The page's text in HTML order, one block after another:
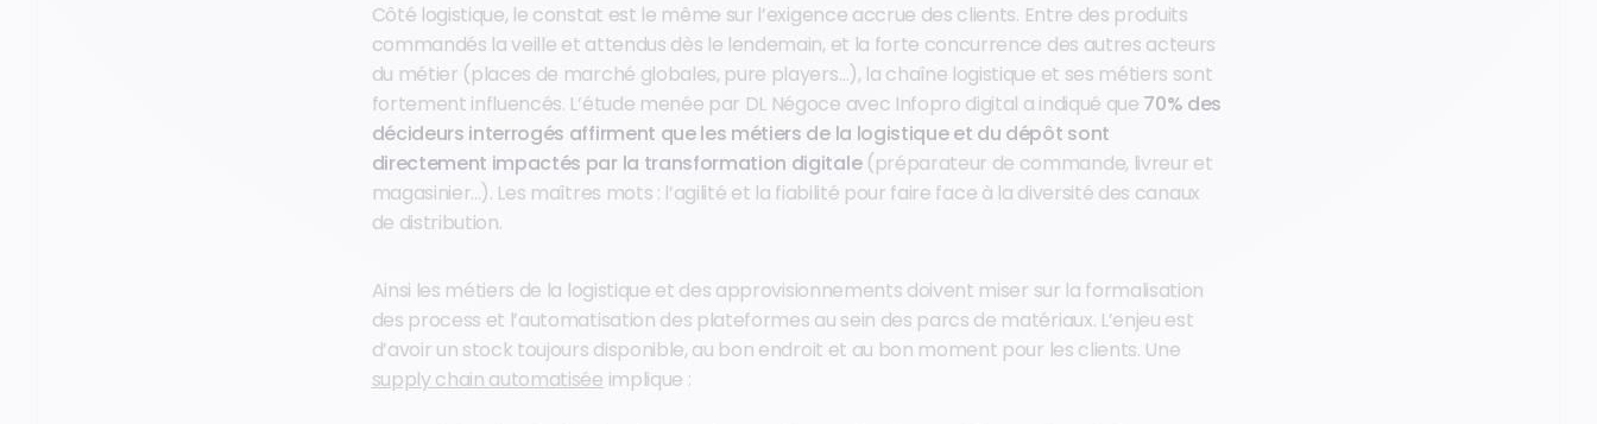
Côté logistique, le constat est le même sur l’exigence accrue des clients. Entre des produits
commandés la veille et attendus dès le lendemain, et la forte concurrence des autres acteurs
du métier (places de marché globales, pure players…), la chaîne logistique et ses métiers sont
fortement influencés. L’étude menée par DL Négoce avec Infopro digital a indiqué que 70% des
décideurs interrogés affirment que les métiers de la logistique et du dépôt sont
directement impactés par la transformation digitale(préparateur de commande, livreur et
magasinier...). Les maîtres mots : l’agilité et la fiabilité pour faire face à la diversité des canaux
de distribution.
Ainsi les métiers de la logistique et des approvisionnements doivent miser sur la formalisation
des process et l’automatisation des plateformes au sein des parcs de matériaux. L’enjeu est
d’avoir un stock toujours disponible, au bon endroit et au bon moment pour les clients. Une
supply chain automatisée implique :